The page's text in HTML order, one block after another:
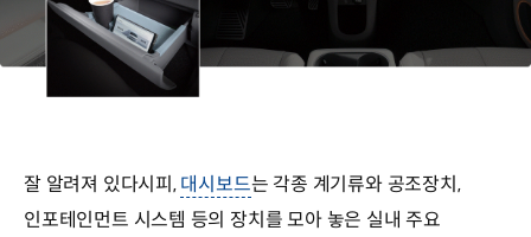
잘 알려져 있다시피,대시보드는 각종 계기류와 공조장치,
인포테인먼트 시스템 등의 장치를 모아 놓은 실내 주요